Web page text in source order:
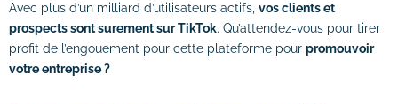
Acquisition & fidélisation
# Référencement naturel (SEO)
Avec plus d’un milliard d’utilisateurs actifs, vos clients et
prospects sont surement sur TikTok. Qu’attendez-vous pour tirer
profit de l’engouement pour cette plateforme pour promouvoir
votre entreprise ?